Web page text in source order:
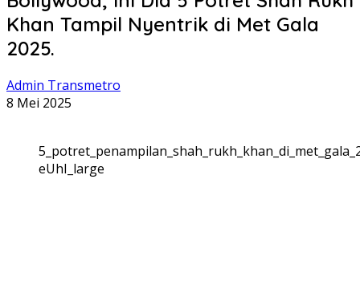
Khan Tampil Nyentrik di Met Gala
2025.
Admin Transmetro
8 Mei 2025
eUhI_large